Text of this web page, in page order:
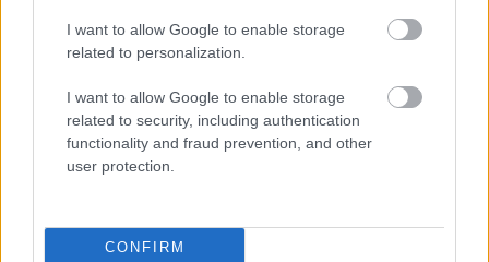
I want to allow Google to enable storage
related to personalization.
I want to allow Google to enable storage
related to security, including authentication
functionality and fraud prevention, and other
user protection.
CONFIRM
Asseco Resovia| Developres Rzeszów |ITA TOOLS Stal Mielec
Cellfast Wilki Krosno| Texom Stal Rzeszów|Stal Mielec
Motor Lublin|Stal Rzeszów| Stal Stalowa Wola|Wisła Kraków
Resovia|Wieczysta Kraków